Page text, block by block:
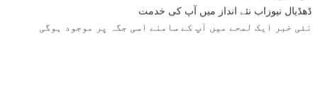
نئی خبر ایک لمحے میں آپ کے سامنے اسی جگہ پر موجود ہوگی